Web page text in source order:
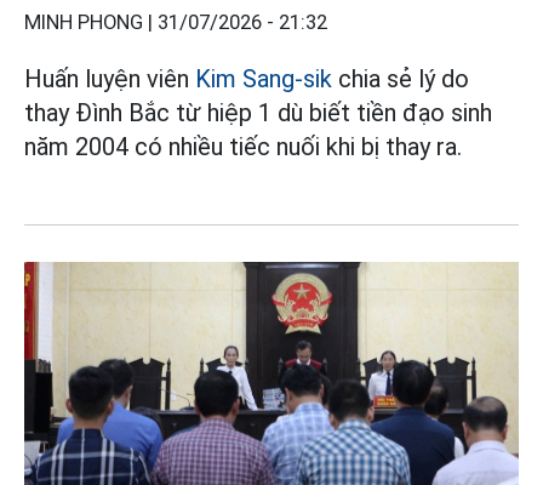
MINH PHONG | 31/07/2026 - 21:32
Huấn luyện viên Kim Sang-sik chia sẻ lý do
thay Đình Bắc từ hiệp 1 dù biết tiền đạo sinh
năm 2004 có nhiều tiếc nuối khi bị thay ra.